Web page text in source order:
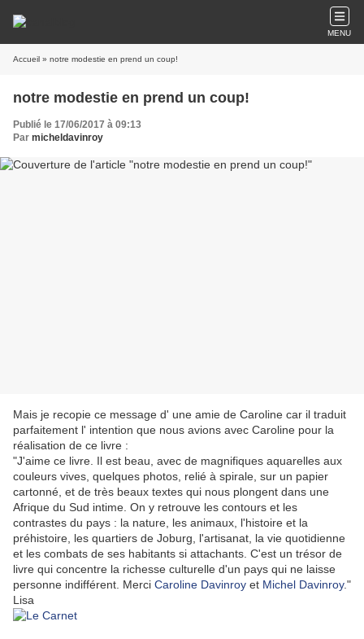
MENU
Accueil » notre modestie en prend un coup!
notre modestie en prend un coup!
Publié le 17/06/2017 à 09:13
Par micheldavinroy
Mais je recopie ce message d' une amie de Caroline car il traduit
parfaitement l' intention que nous avions avec Caroline pour la
réalisation de ce livre :
"J'aime ce livre. Il est beau, avec de magnifiques aquarelles aux
couleurs vives, quelques photos, relié à spirale, sur un papier
cartonné, et de très beaux textes qui nous plongent dans une
Afrique du Sud intime. On y retrouve les contours et les
contrastes du pays : la nature, les animaux, l'histoire et la
préhistoire, les quartiers de Joburg, l'artisanat, la vie quotidienne
et les combats de ses habitants si attachants. C'est un trésor de
livre qui concentre la richesse culturelle d'un pays qui ne laisse
personne indifférent. Merci Caroline Davinroy et Michel Davinroy."
Lisa